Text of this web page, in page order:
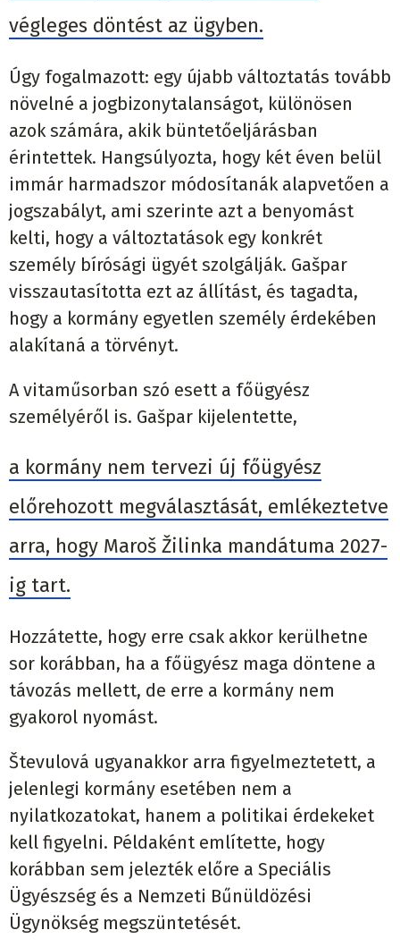
végleges döntést az ügyben.
Úgy fogalmazott: egy újabb változtatás tovább
növelné a jogbizonytalanságot, különösen
azok számára, akik büntetőeljárásban
érintettek. Hangsúlyozta, hogy két éven belül
immár harmadszor módosítanák alapvetően a
jogszabályt, ami szerinte azt a benyomást
kelti, hogy a változtatások egy konkrét
személy bírósági ügyét szolgálják. Gašpar
visszautasította ezt az állítást, és tagadta,
hogy a kormány egyetlen személy érdekében
alakítaná a törvényt.
A vitaműsorban szó esett a főügyész
személyéről is. Gašpar kijelentette,
a kormány nem tervezi új főügyész
előrehozott megválasztását, emlékeztetve
arra, hogy Maroš Žilinka mandátuma 2027-
ig tart.
Hozzátette, hogy erre csak akkor kerülhetne
sor korábban, ha a főügyész maga döntene a
távozás mellett, de erre a kormány nem
gyakorol nyomást.
Števulová ugyanakkor arra figyelmeztetett, a
jelenlegi kormány esetében nem a
nyilatkozatokat, hanem a politikai érdekeket
kell figyelni. Példaként említette, hogy
korábban sem jelezték előre a Speciális
Ügyészség és a Nemzeti Bűnüldözési
Ügynökség megszüntetését.